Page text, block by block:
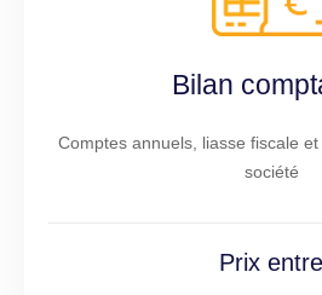
Bilan
Comptes annuels, liasse fiscale
société
Prix entre